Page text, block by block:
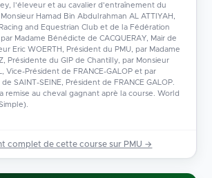
l'éleveur et au cavalier d'entraînement du
Hamad Bin Abdulrahman AL ATTIYAH,
and Equestrian Club et de la Fédération
Madame Bénédicte de CACQUERAY, Mair de
Eric WOERTH, Président du PMU, par Madame
Présidente du GIP de Chantilly, par Monsieur
Vice-Président de FRANCE-GALOP et par
SAINT-SEINE, Président de FRANCE GALOP.
remise au cheval gagnant aprè la course. World
complet de cette course sur PMU →